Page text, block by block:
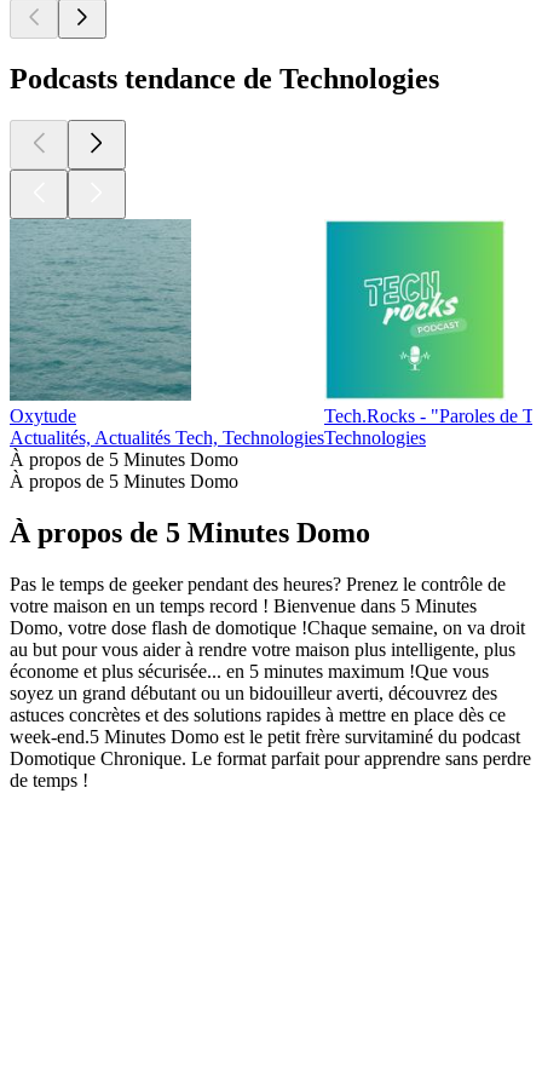
Podcasts tendance de Technologies
Oxytude
Actualités, Actualités Tech, Technologies
Tech.Rocks - "Paroles de
Technologies
À propos de 5 Minutes Domo
À propos de 5 Minutes Domo
À propos de 5 Minutes Domo
Pas le temps de geeker pendant des heures? Prenez le contrôle de
votre maison en un temps record ! Bienvenue dans 5 Minutes
Domo, votre dose flash de domotique !Chaque semaine, on va droit
au but pour vous aider à rendre votre maison plus intelligente, plus
économe et plus sécurisée... en 5 minutes maximum !Que vous
soyez un grand débutant ou un bidouilleur averti, découvrez des
astuces concrètes et des solutions rapides à mettre en place dès ce
week-end.5 Minutes Domo est le petit frère survitaminé du podcast
Domotique Chronique. Le format parfait pour apprendre sans perdre
de temps !